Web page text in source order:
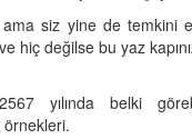
siz yine de temkini
hiç değilse bu yaz
yılında belki
örnekleri.